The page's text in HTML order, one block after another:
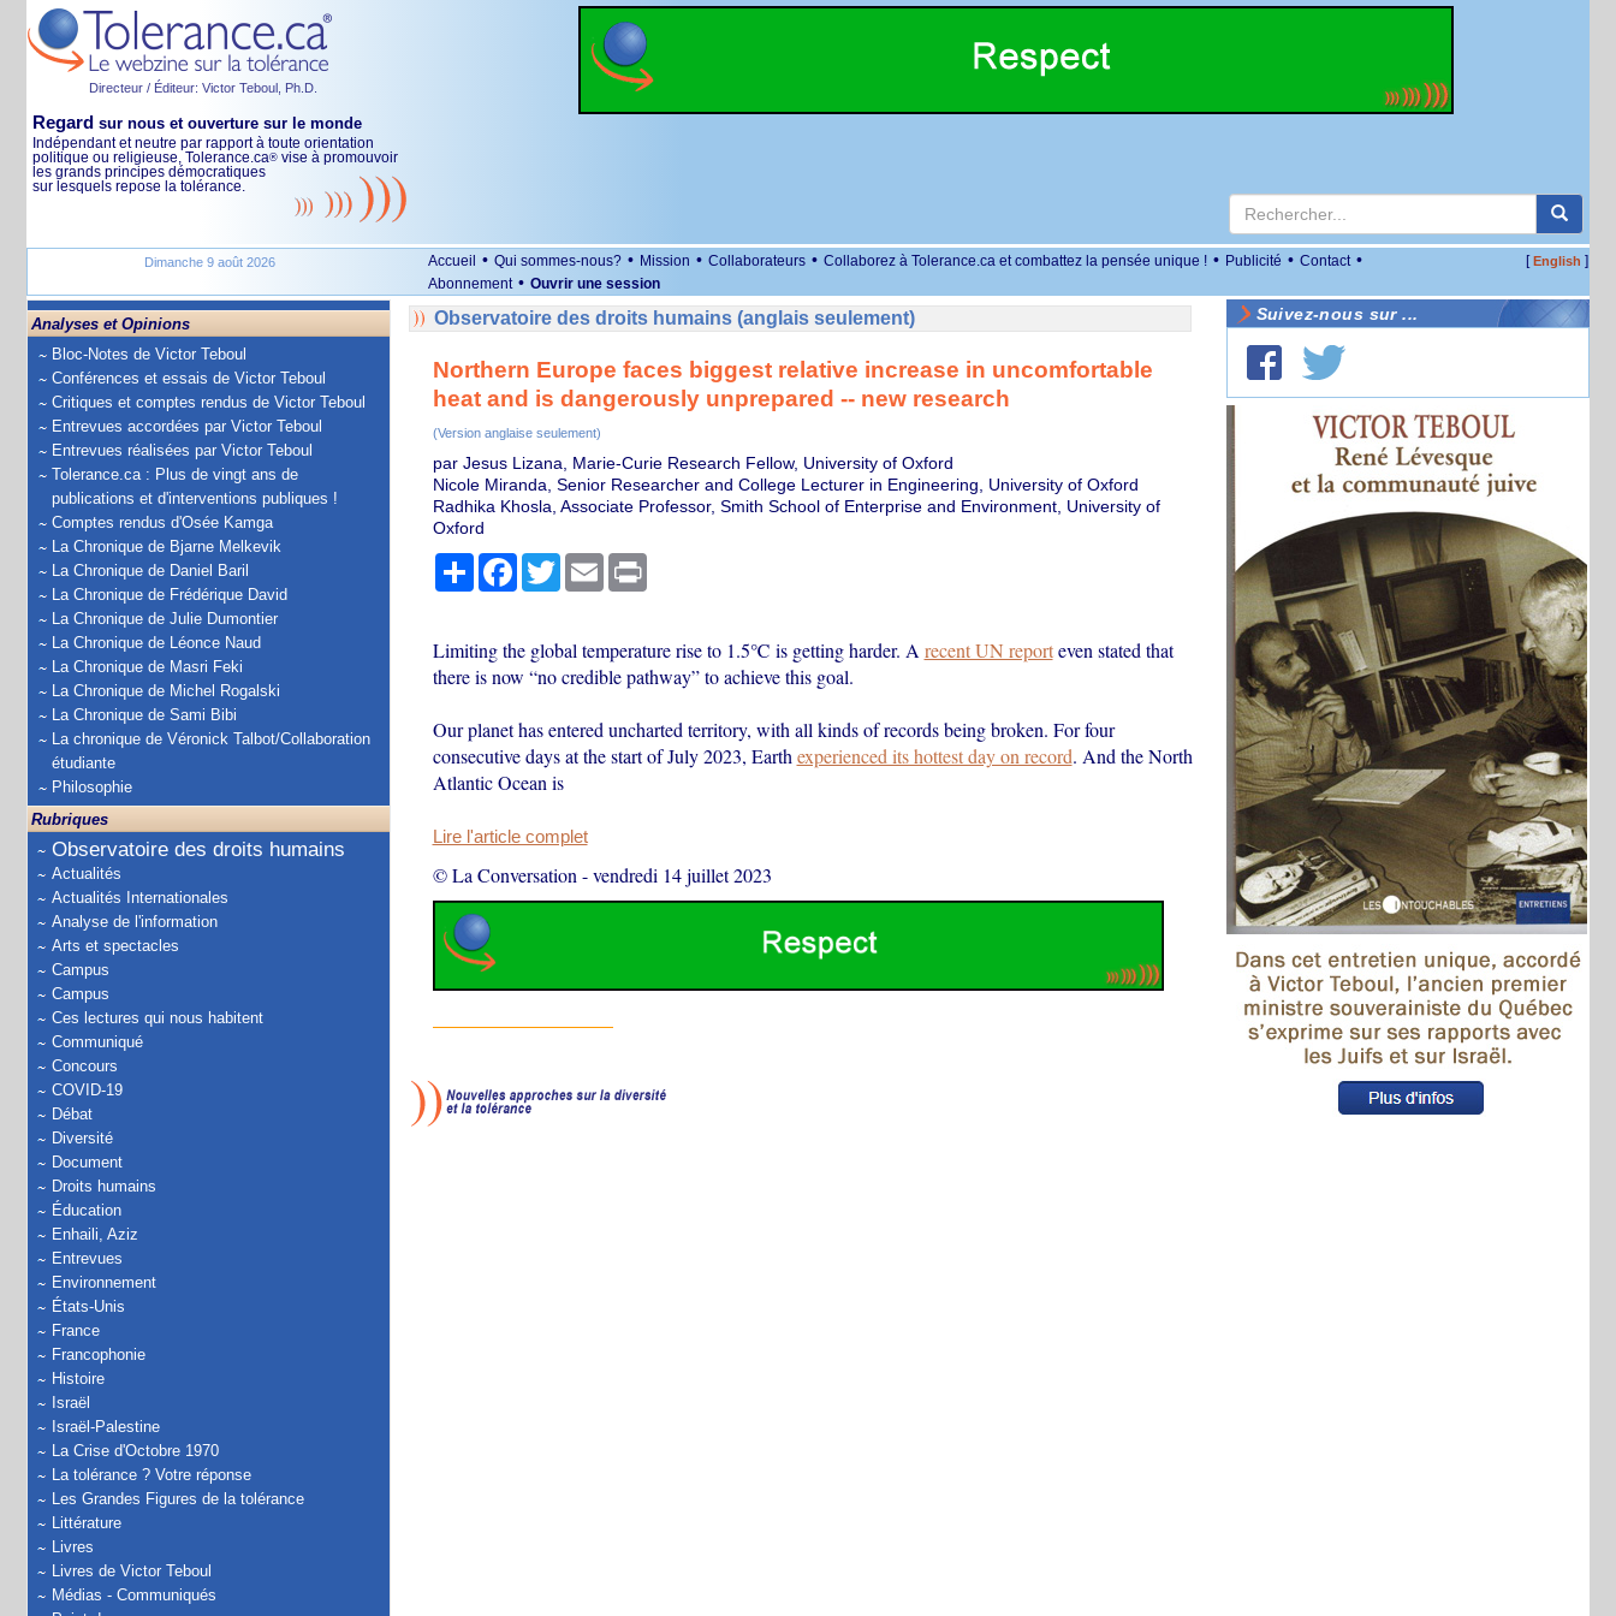
Directeur / Éditeur: Victor Teboul, Ph.D.
Regard sur nous et ouverture sur le monde
Indépendant et neutre par rapport à toute orientation
politique ou religieuse, Tolerance.ca® vise à promouvoir
les grands principes démocratiques
sur lesquels repose la tolérance.
Dimanche 9 août 2026 Accueil • Qui sommes-nous? • Mission • Collaborateurs • Collaborez à Tolerance.ca et combattez la pensée unique ! • Publicité • Contact •
Abonnement • Ouvrir une session
[English ]
Analyses et Opinions
Bloc-Notes de Victor Teboul
Conférences et essais de Victor Teboul
Critiques et comptes rendus de Victor Teboul
Entrevues accordées par Victor Teboul
Entrevues réalisées par Victor Teboul
Tolerance.ca : Plus de vingt ans de
publications et d'interventions publiques !
Comptes rendus d'Osée Kamga
La Chronique de Bjarne Melkevik
La Chronique de Daniel Baril
La Chronique de Frédérique David
La Chronique de Julie Dumontier
La Chronique de Léonce Naud
La Chronique de Masri Feki
La Chronique de Michel Rogalski
La Chronique de Sami Bibi
La chronique de Véronick Talbot/Collaboration
étudiante
Philosophie
Rubriques
Observatoire des droits humains
Actualités
Actualités Internationales
Analyse de l'information
Arts et spectacles
Campus
Campus
Ces lectures qui nous habitent
Communiqué
Concours
COVID-19
Débat
Diversité
Document
Droits humains
Éducation
Enhaili, Aziz
Entrevues
Environnement
États-Unis
France
Francophonie
Histoire
Israël
Israël-Palestine
La Crise d'Octobre 1970
La tolérance ? Votre réponse
Les Grandes Figures de la tolérance
Littérature
Livres
Livres de Victor Teboul
Médias - Communiqués
Observatoire des droits humains (anglais seulement)
Northern Europe faces biggest relative increase in uncomfortable
heat and is dangerously unprepared -- new research
(Version anglaise seulement)
par Jesus Lizana, Marie-Curie Research Fellow, University of Oxford
Nicole Miranda, Senior Researcher and College Lecturer in Engineering, University of Oxford
Radhika Khosla, Associate Professor, Smith School of Enterprise and Environment, University of
Oxford
PartagerFacebook
TwitterEmail Print
Limiting the global temperature rise to 1.5℃ is getting harder. A recent UN reporteven stated that
there is now “no credible pathway” to achieve this goal.
Our planet has entered uncharted territory, with all kinds of records being broken. For four
consecutive days at the start of July 2023, Earth experienced its hottest day on record. And the North
Atlantic Ocean is
Lire l'article complet
© La Conversation -vendredi 14 juillet 2023
Suivez-nous sur ...